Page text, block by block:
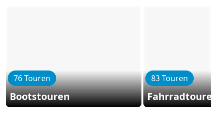
76 Touren
Bootstouren
83 Touren